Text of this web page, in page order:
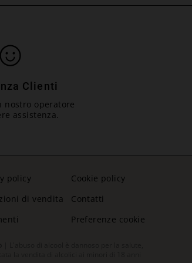
Clienti
nostro operatore
assistenza.
policy
di vendita
Cookie policy
Contatti
Preferenze cookie